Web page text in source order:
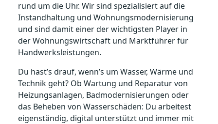
rund um die Uhr. Wir sind spezialisiert auf die
Instandhaltung und Wohnungsmodernisierung
und sind damit einer der wichtigsten Player in
der Wohnungswirtschaft und Marktführer für
Handwerksleistungen.
Du hast’s drauf, wenn’s um Wasser, Wärme und
Technik geht? Ob Wartung und Reparatur von
Heizungsanlagen, Badmodernisierungen oder
das Beheben von Wasserschäden: Du arbeitest
eigenständig, digital unterstützt und immer mit